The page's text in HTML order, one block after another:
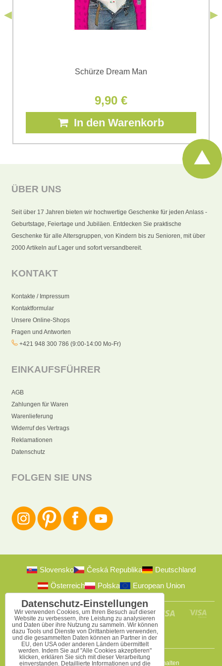
Schürze Dream Man
9,90 €
In den Warenkorb
ÜBER UNS
Seit über 17 Jahren bieten wir hochwertige Geschenke für jeden Anlass -
Geburtstage, Feiertage und Jubiläen. Entdecken Sie praktische
Geschenke für alle Altersgruppen, von Kindern bis zu Senioren, mit über
2000 Artikeln auf Lager und sofort versandbereit.
KONTAKT
Kontakte / Impressum
Kontaktformular
Unsere Online-Shops
Fragen und Antworten
+421 948 300 786 (9:00-14:00 Mo-Fr)
EINKAUFSFÜHRER
AGB
Zahlungen für Waren
Warenlieferung
Widerruf des Vertrags
Reklamationen
Datenschutz
FOLGEN SIE UNS
Slovensko Česká Republika
Deutschland
Österreich
Polska European Union
2009-2026 © Bomba s.r.o.Alle Rechte vorbehalten
Datenschutz-Einstellungen
Wir verwenden Cookies, um Ihren Besuch auf dieser
Website zu verbessern, ihre Leistung zu analysieren
und Daten über ihre Nutzung zu sammeln. Wir können
dazu Tools und Dienste von Drittanbietern verwenden,
und die gesammelten Daten können an Partner in der
EU, den USA oder anderen Ländern übermittelt
werden. Indem Sie auf "Alle Cookies akzeptieren"
klicken, erklären Sie sich mit dieser Verarbeitung
einverstanden. Detaillierte Informationen und die